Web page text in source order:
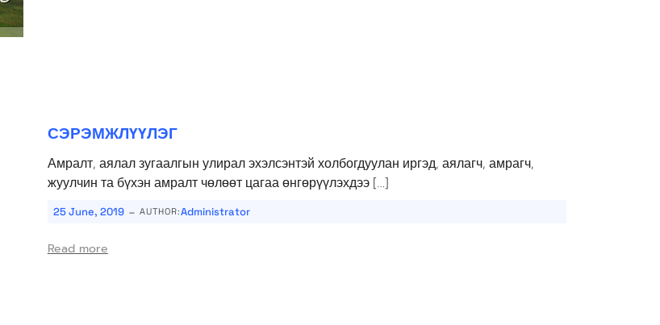
СЭРЭМЖЛҮҮЛЭГ
Амралт, аялал зугаалгын улирал эхэлсэнтэй холбогдуулан иргэд, аялагч, амрагч,
жуулчин та бүхэн амралт чөлөөт цагаа өнгөрүүлэхдээ […]
25 June, 2019 - AUTHOR:Administrator
Read more